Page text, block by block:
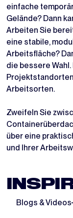
einfache
Gelände? Dann
Arbeiten Sie
eine stabile,
Arbeitsfläche?
die bessere
Arbeitsorten.
Zweifeln Sie
über eine
und Ihrer
Blogs & Videos